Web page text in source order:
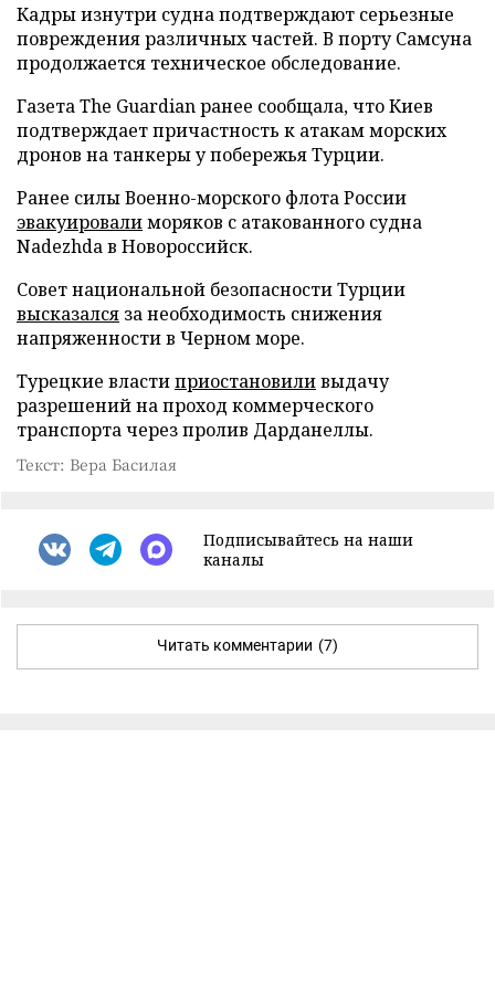
Кадры изнутри судна подтверждают серьезные
повреждения различных частей. В порту Самсуна
продолжается техническое обследование.
Газета The Guardian ранее сообщала, что Киев
подтверждает причастность к атакам морских
дронов на танкеры у побережья Турции.
Ранее силы Военно-морского флота России
эвакуировалиморяков с атакованного судна
Nadezhda в Новороссийск.
Совет национальной безопасности Турции
высказался за необходимость снижения
напряженности в Черном море.
Турецкие властиприостановиливыдачу
разрешений на проход коммерческого
транспорта через пролив Дарданеллы.
Текст: Вера Басилая
Подписывайтесь на наши
каналы
Читать комментарии (7)